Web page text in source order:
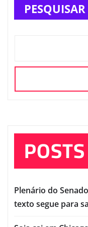
PESQUISAR
Plenário do
texto segue para